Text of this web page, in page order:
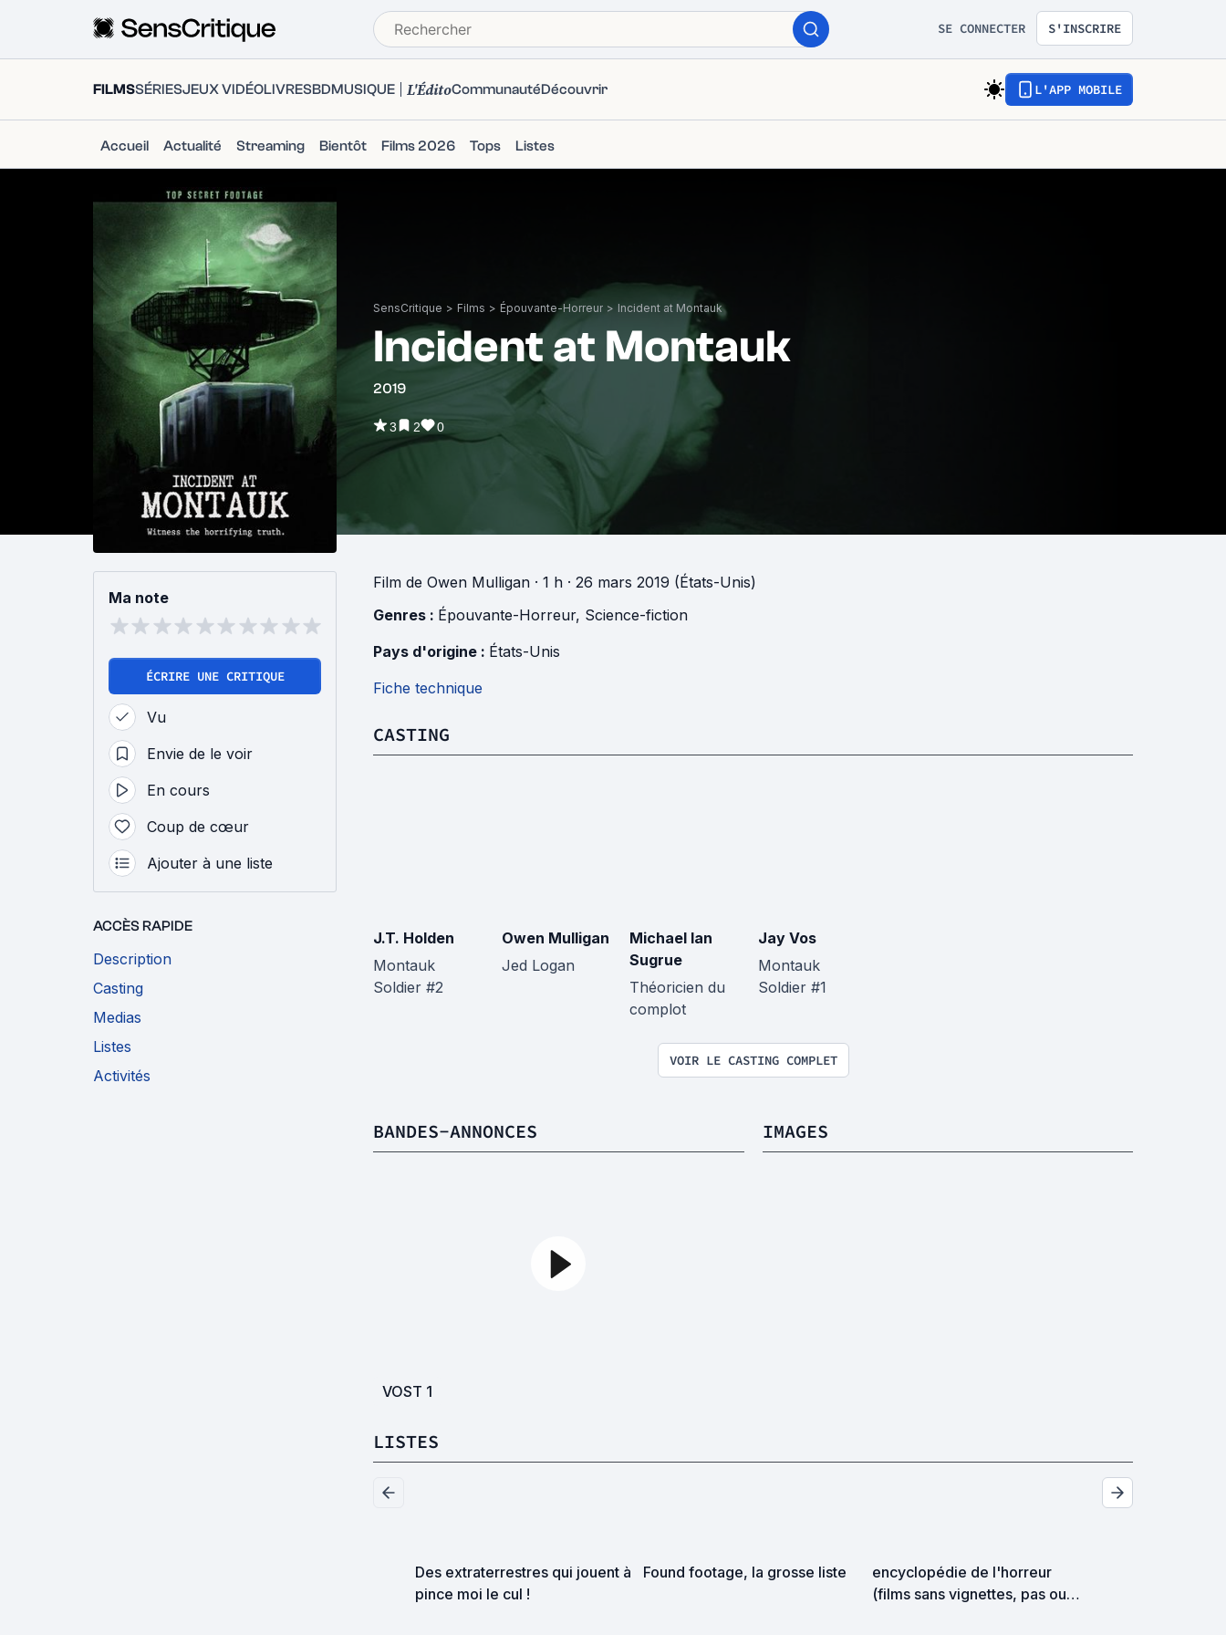
SE CONNECTER S'INSCRIRE
FILMSSÉRIESJEUX VIDÉOLIVRESBDMUSIQUE L'ÉditoCommunautéDécouvrir L'APP MOBILE
Accueil Actualité Streaming Bientôt Films 2026 Tops Listes
SensCritique > Films > Épouvante-Horreur > Incident at Montauk
Incident at Montauk
2019
3 2 0
Ma note
ÉCRIRE UNE CRITIQUE
Vu
Envie de le voir
En cours
Coup de cœur
Ajouter à une liste
ACCÈS RAPIDE
Description
Casting
Medias
Listes
Activités
Film de Owen Mulligan · 1 h · 26 mars 2019 (États-Unis)
Genres : Épouvante-Horreur, Science-fiction
Pays d'origine : États-Unis
Fiche technique
CASTING
J.T. Holden
Montauk
Soldier #2
Owen Mulligan
Jed Logan
Michael Ian
Sugrue
Théoricien du
complot
Jay Vos
Montauk
Soldier #1
VOIR LE CASTING COMPLET
BANDES-ANNONCES
VOST 1
IMAGES
LISTES
Des extraterrestres qui jouent à
pince moi le cul !
Found footage, la grosse liste
encyclopédie de l'horreur
(films sans vignettes, pas ou